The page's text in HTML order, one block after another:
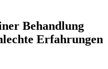
Behandlung
Erfahrungen